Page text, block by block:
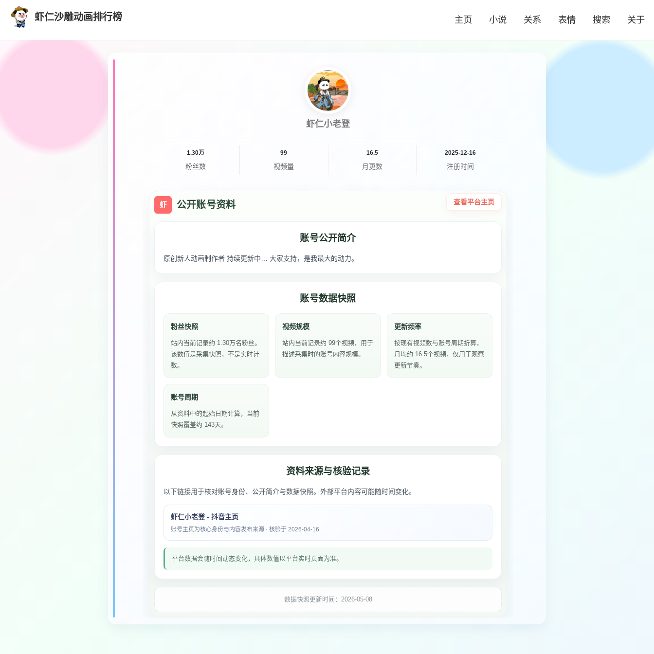
虾仁沙雕动画排行榜 主页 小说 关系 表情 搜索 关于
虾仁小老登
1.30万
粉丝数
99
视频量
16.5
月更数
2025-12-16
注册时间
虾 公开账号资料 查看平台主页
账号公开简介
原创新人动画制作者 持续更新中… 大家支持，是我最大的动力。
账号数据快照
粉丝快照
站内当前记录约 1.30万名粉丝。
该数值是采集快照，不是实时计
数。
视频规模
站内当前记录约 99个视频，用于
描述采集时的账号内容规模。
更新频率
按现有视频数与账号周期折算，
月均约 16.5个视频，仅用于观察
更新节奏。
账号周期
从资料中的起始日期计算，当前
快照覆盖约 143天。
资料来源与核验记录
以下链接用于核对账号身份、公开简介与数据快照。外部平台内容可能随时间变化。
虾仁小老登 - 抖音主页
账号主页为核心身份与内容发布来源 · 核验于 2026-04-16
平台数据会随时间动态变化，具体数值以平台实时页面为准。
数据快照更新时间：2026-05-08